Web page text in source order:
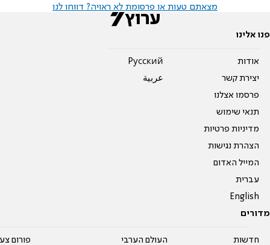
מצאתם טעות או פרסומת לא ראויה? דווחו לנו
פנו אלינו
אודות
יצירת קשר
פרסמו אצלנו
תנאי שימוש
מדיניות פרטיות
הצהרת נגישות
המייל האדום
עברית
English
Pусский
عربية
מדורים
חדשות העולם הערבי פורום